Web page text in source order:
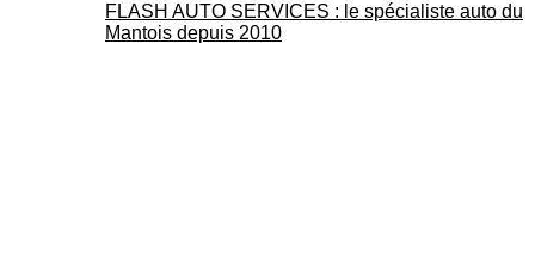
FLASH AUTO SERVICES : le spécialiste auto du
Mantois depuis 2010